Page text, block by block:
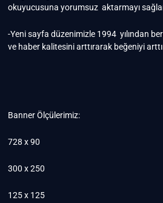
okuyucusuna yorumsuz aktarmayı
-Yeni sayfa düzenimizle 1994 yılından
ve haber kalitesini arttırarak beğeniyi
Banner Ölçülerimiz:
728 x 90
300 x 250
125 x 125